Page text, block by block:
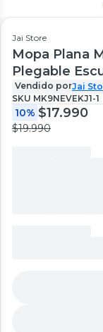
Jai Store
Mopa Plana
Plegable
Vendido porJai
SKU MK9NEVEKJ1-1
10% $17.990
$19.990